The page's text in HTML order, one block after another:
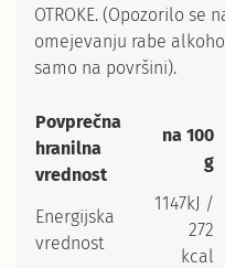
OTROKE. (Opozorilo se
omejevanju rabe
samo na površini).
Povprečna
hranilna
vrednost
na 100
g
Energijska
vrednost
1147kJ /
272
kcal